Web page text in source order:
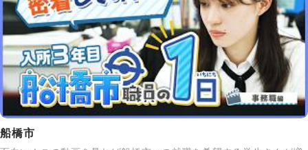
船橋市